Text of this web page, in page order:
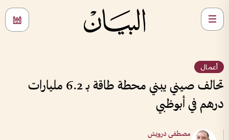
أعمال
تحالف صيني يبني محطة طاقة بـ 6.2 مليارات
درهم في أبوظبي
مصطفى درويش